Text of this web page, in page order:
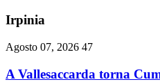
Irpinia
Agosto 07, 2026 47
A Vallesaccarda torna